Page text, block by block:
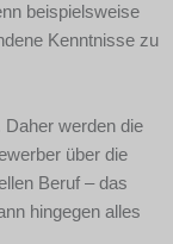
beispielsweise
Kenntnisse zu
werden die
über die
Beruf – das
hingegen alles